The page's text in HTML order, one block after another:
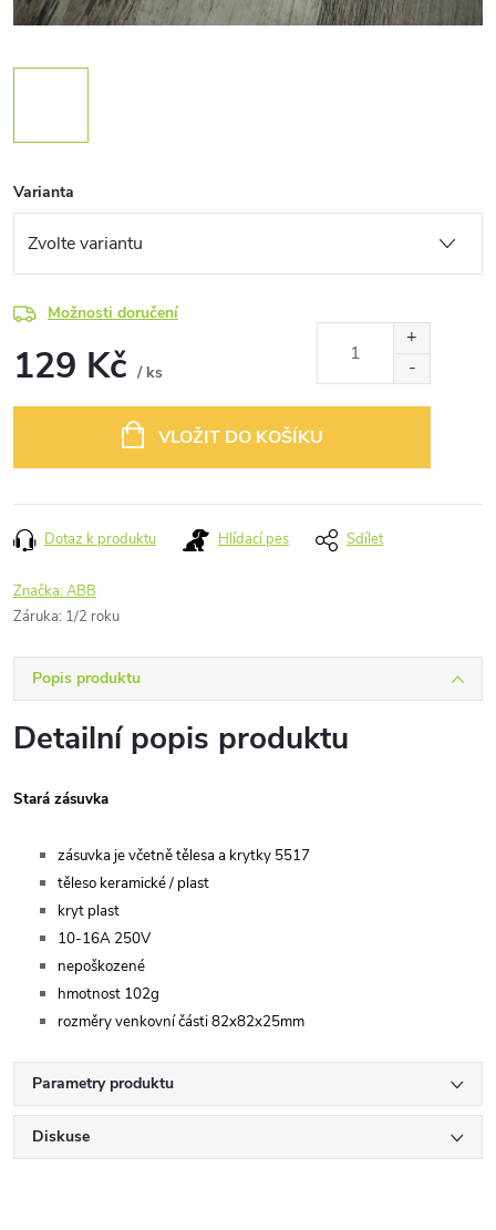
Varianta
Možnosti doručení
129 Kč / ks
VLOŽIT DO KOŠÍKU
Dotaz k produktu Hlídací pes Sdílet
Značka:ABB
Záruka: 1/2 roku
Popis produktu
Detailní popis produktu
Stará zásuvka
zásuvka je včetně tělesa a krytky 5517
těleso keramické / plast
kryt plast
10-16A 250V
nepoškozené
hmotnost 102g
rozměry venkovní části 82x82x25mm
Parametry produktu
Diskuse